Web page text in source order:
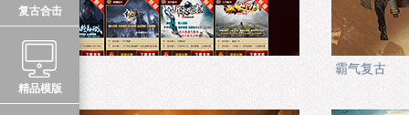
游戏中心 霸气复古
复古合击
精品模版